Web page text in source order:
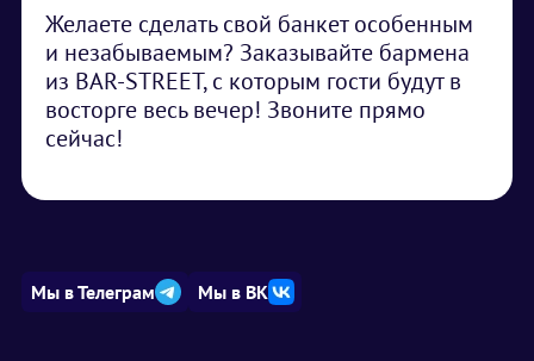
Желаете сделать свой банкет особенным
и незабываемым? Заказывайте бармена
из BAR-STREET, с которым гости будут в
восторге весь вечер! Звоните прямо
сейчас!
Мы в Телеграм Мы в ВК